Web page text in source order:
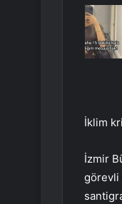
İklim
İzmir
görevli